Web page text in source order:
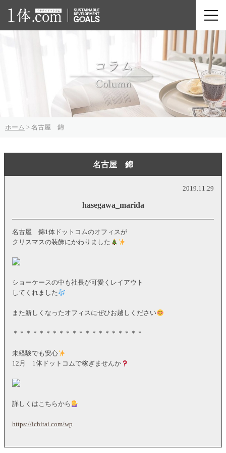
ホーム > 名古屋 錦
名古屋 錦
2019.11.29
hasegawa_marida
名古屋 錦1体ドットコムのオフィスが
クリスマスの装飾にかわりました
ショーケースの中も社長が可愛くレイアウト
してくれました
また新しくなったオフィスにぜひお越しください
＊＊＊＊＊＊＊＊＊＊＊＊＊＊＊＊＊＊＊＊
未経験でも安心
12月 1体ドットコムで稼ぎませんか
詳しくはこちらから
https://ichitai.com/wp